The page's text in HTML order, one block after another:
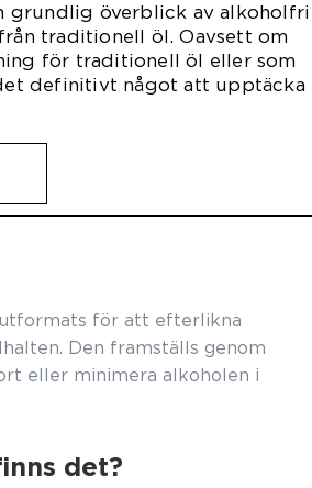
grundlig överblick av alkoholfri
traditionell öl. Oavsett om
för traditionell öl eller som
definitivt något att upptäcka
för att efterlikna
Den framställs genom
eller minimera alkoholen i
det?